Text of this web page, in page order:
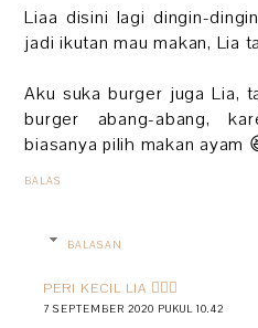
Liaa disini lagi dingin-
jadi ikutan mau makan, Lia
Aku suka burger juga Lia,
burger abang-abang,
biasanya pilih makan ayam
BALAS
BALASAN
PERI KECIL LIA 🧚🏻‍♀️
7 SEPTEMBER 2020 PUKUL 10.42